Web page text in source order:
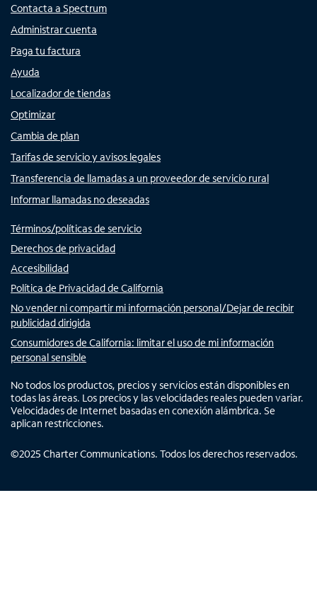
Contacta a Spectrum
Administrar cuenta
Paga tu factura
Ayuda
Localizador de tiendas
Optimizar
Cambia de plan
Tarifas de servicio y avisos legales
Transferencia de llamadas a un proveedor de servicio rural
Informar llamadas no deseadas
Términos/políticas de servicio
Derechos de privacidad
Accesibilidad
Política de Privacidad de California
No vender ni compartir mi información personal/Dejar de recibir
publicidad dirigida
Consumidores de California: limitar el uso de mi información
personal sensible
No todos los productos, precios y servicios están disponibles en
todas las áreas. Los precios y las velocidades reales pueden variar.
Velocidades de Internet basadas en conexión alámbrica. Se
aplican restricciones.
©2025 Charter Communications. Todos los derechos reservados.